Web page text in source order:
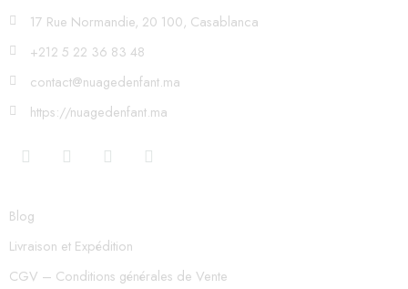
17 Rue Normandie, 20 100, Casablanca
+212 5 22 36 83 48
contact@nuagedenfant.ma
https://nuagedenfant.ma
Blog
Livraison et Expédition
CGV – Conditions générales de Vente